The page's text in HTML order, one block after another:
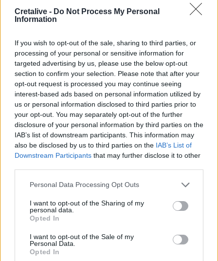
Cretalive - Do Not Process My Personal
Information
If you wish to opt-out of the sale, sharing to third parties, or
processing of your personal or sensitive information for
targeted advertising by us, please use the below opt-out
section to confirm your selection. Please note that after your
opt-out request is processed you may continue seeing
interest-based ads based on personal information utilized by
us or personal information disclosed to third parties prior to
your opt-out. You may separately opt-out of the further
disclosure of your personal information by third parties on the
IAB’s list of downstream participants. This information may
also be disclosed by us to third parties on the IAB’s List of
Downstream Participants that may further disclose it to other
Personal Data Processing Opt Outs
I want to opt-out of the Sharing of my
personal data.
Opted In
I want to opt-out of the Sale of my
Personal Data.
Opted In
Χαλκιδική: Οριοθετήθηκε άμεσα πυρκαγιά στα
Πυργαδίκια
10:39
Χανιά: Κάνναβη και δενδρύλλια είχε 52χρονος
10:31
Ταϊλάνδη: Στους 9 οι νεκροί από το μακελειό σε σχολείο
10:23
Ηράκλειο: Σύλληψη ζευγαριού για ναρκωτικά –
Κατασχέθηκε σχεδόν μισό κιλό κάνναβης
10:13
«Δύο μέρες μόνο»
Πάρος: Στον εισαγγελέα σήμερα ο ιδιοκτήτης του beach
09:52
κρουσμάτων